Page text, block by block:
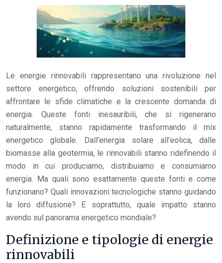
Le energie rinnovabili rappresentano una rivoluzione nel
settore energetico, offrendo soluzioni sostenibili per
affrontare le sfide climatiche e la crescente domanda di
energia. Queste fonti inesauribili, che si rigenerano
naturalmente, stanno rapidamente trasformando il mix
energetico globale. Dall’energia solare all’eolica, dalle
biomasse alla geotermia, le rinnovabili stanno ridefinendo il
modo in cui produciamo, distribuiamo e consumiamo
energia. Ma quali sono esattamente queste fonti e come
funzionano? Quali innovazioni tecnologiche stanno guidando
la loro diffusione? E soprattutto, quale impatto stanno
avendo sul panorama energetico mondiale?
Definizione e tipologie di energie
rinnovabili